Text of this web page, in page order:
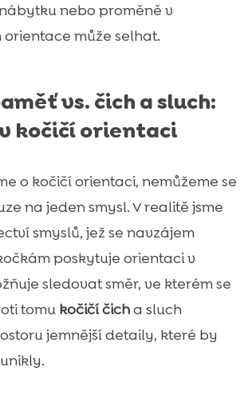
nebo proměně v
orientace může selhat.
vs. čich a sluch:
kočičí orientaci
o kočičí orientaci, nemůžeme se
na jeden smysl. V realitě jsme
smyslů, jež se navzájem
poskytuje orientaci v
sledovat směr, ve kterém se
tomu kočičí čicha sluch
jemnější detaily, které by